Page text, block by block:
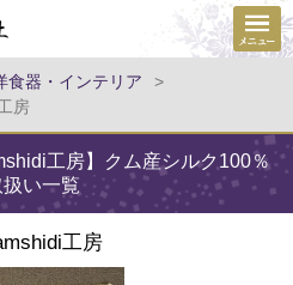
食器・インテリア
>
房
工房】クム産シルク100％
い一覧
工房